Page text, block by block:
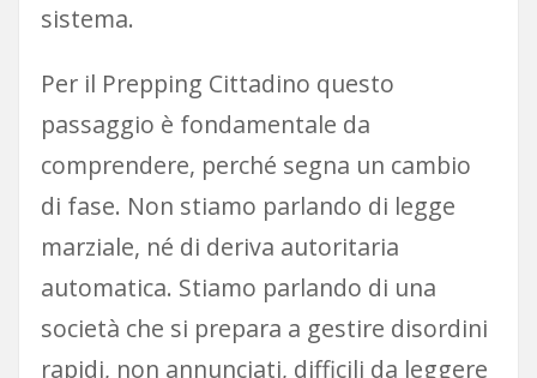
sistema.
Per il Prepping Cittadino questo
passaggio è fondamentale da
comprendere, perché segna un cambio
di fase. Non stiamo parlando di legge
marziale, né di deriva autoritaria
automatica. Stiamo parlando di una
società che si prepara a gestire disordini
rapidi, non annunciati, difficili da leggere